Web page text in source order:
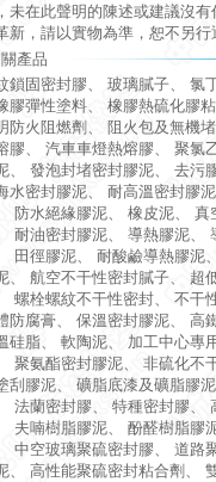
未在此聲明的陳述或建議沒
新，請以實物為準，恕不另行
產品
鎖固密封膠、 玻璃膩子、 氯
膠彈性塗料、 橡膠熱硫化膠
防火阻燃劑、 阻火包及無機
膠、 汽車車燈熱熔膠、 聚氯
、 發泡封堵密封膠泥、 去污
水密封膠泥、 耐高溫密封膠泥
防水絕緣膠泥、 橡皮泥、 真
耐油密封膠泥、 導熱膠泥、
田徑膠泥、 耐酸鹼導熱膠泥
、 航空不干性密封膩子、 超
螺栓螺紋不干性密封、 不干
防腐膏、 保溫密封膠泥、 高
硅脂、 軟陶泥、 加工中心專
聚氨酯密封膠泥、 非硫化不
刮膠泥、 礦脂底漆及礦脂膠泥
法蘭密封膠、 特種密封膠、
夫喃樹脂膠泥、 酚醛樹脂膠
中空玻璃聚硫密封膠、 道路
、 高性能聚硫密封粘合劑 、